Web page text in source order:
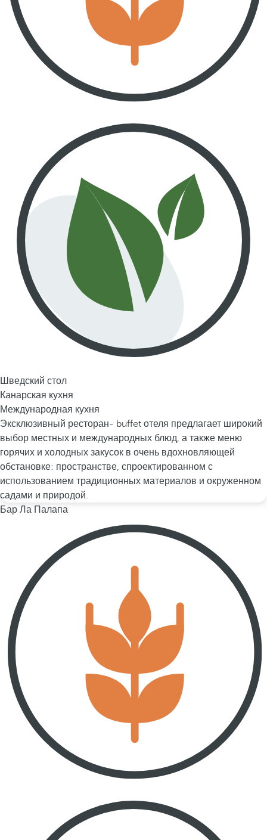
Шведский стол
Канарская кухня
Международная кухня
Эксклюзивный ресторан- buffet отеля предлагает широкий
выбор местных и международных блюд, а также меню
горячих и холодных закусок в очень вдохновляющей
обстановке: пространстве, спроектированном с
использованием традиционных материалов и окруженном
садами и природой.
Бар Ла Палапа